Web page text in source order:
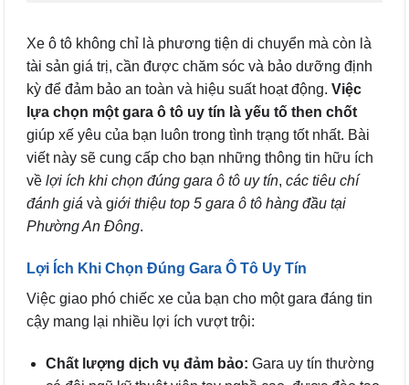
Xe ô tô không chỉ là phương tiện di chuyển mà còn là
tài sản giá trị, cần được chăm sóc và bảo dưỡng định
kỳ để đảm bảo an toàn và hiệu suất hoạt động. Việc
lựa chọn một gara ô tô uy tín là yếu tố then chốt
giúp xế yêu của bạn luôn trong tình trạng tốt nhất. Bài
viết này sẽ cung cấp cho bạn những thông tin hữu ích
về lợi ích khi chọn đúng gara ô tô uy tín, các tiêu chí
đánh giá và giới thiệu top 5 gara ô tô hàng đầu tại
Phường An Đông.
Lợi Ích Khi Chọn Đúng Gara Ô Tô Uy Tín
Việc giao phó chiếc xe của bạn cho một gara đáng tin
cậy mang lại nhiều lợi ích vượt trội:
Chất lượng dịch vụ đảm bảo: Gara uy tín thường